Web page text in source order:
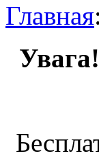
Главная
Увага!